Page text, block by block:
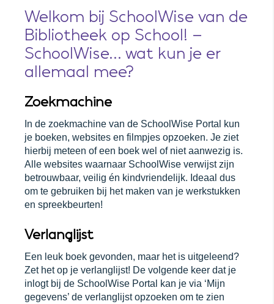
Welkom bij SchoolWise van de
Bibliotheek op School! –
SchoolWise… wat kun je er
allemaal mee?
Zoekmachine
In de zoekmachine van de SchoolWise Portal kun
je boeken, websites en filmpjes opzoeken. Je ziet
hierbij meteen of een boek wel of niet aanwezig is.
Alle websites waarnaar SchoolWise verwijst zijn
betrouwbaar, veilig én kindvriendelijk. Ideaal dus
om te gebruiken bij het maken van je werkstukken
en spreekbeurten!
Verlanglijst
Een leuk boek gevonden, maar het is uitgeleend?
Zet het op je verlanglijst! De volgende keer dat je
inlogt bij de SchoolWise Portal kan je via ‘Mijn
gegevens’ de verlanglijst opzoeken om te zien